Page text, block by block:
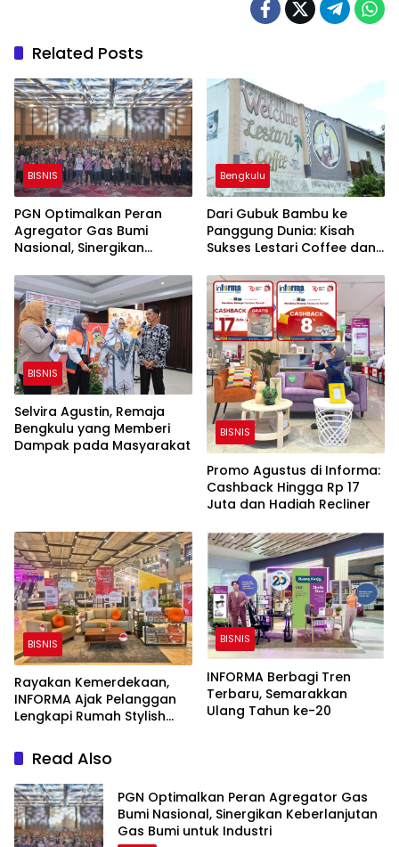
Related Posts
BISNIS
PGN Optimalkan Peran
Agregator Gas Bumi
Nasional, Sinergikan
untuk Industri
Bengkulu
Dari Gubuk Bambu ke
Panggung Dunia: Kisah
Sukses Lestari Coffee dan
Bengkulu
BISNIS
Selvira Agustin, Remaja
Bengkulu yang Memberi
Dampak pada Masyarakat
BISNIS
Promo Agustus di Informa:
Cashback Hingga Rp 17
Juta dan Hadiah Recliner
BISNIS
Rayakan Kemerdekaan,
INFORMA Ajak Pelanggan
Lengkapi Rumah Stylish
BISNIS
INFORMA Berbagi Tren
Terbaru, Semarakkan
Ulang Tahun ke-20
Read Also
PGN Optimalkan Peran Agregator Gas
Bumi Nasional, Sinergikan Keberlanjutan
Gas Bumi untuk Industri